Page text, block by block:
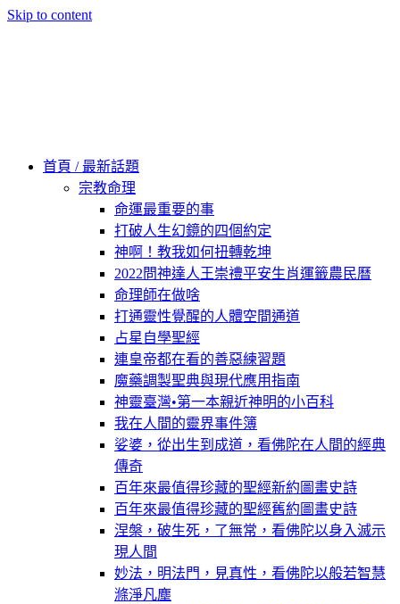
Skip to content
首頁 / 最新話題
宗教命理
命運最重要的事
打破人生幻鏡的四個約定
神啊！教我如何扭轉乾坤
2022問神達人王崇禮平安生肖運籤農民曆
命理師在做啥
打通靈性覺醒的人體空間通道
占星自學聖經
連皇帝都在看的善惡練習題
魔藥調製聖典與現代應用指南
神靈臺灣•第一本親近神明的小百科
我在人間的靈界事件簿
娑婆，從出生到成道，看佛陀在人間的經典
傳奇
百年來最值得珍藏的聖經新約圖畫史詩
百年來最值得珍藏的聖經舊約圖畫史詩
涅槃，破生死，了無常，看佛陀以身入滅示
現人間
妙法，明法門，見真性，看佛陀以般若智慧
滌淨凡塵